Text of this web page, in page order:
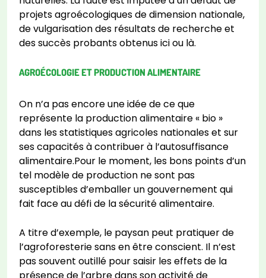
projets agroécologiques de dimension nationale,
de vulgarisation des résultats de recherche et
des succès probants obtenus ici ou là.
AGROÉCOLOGIE ET PRODUCTION ALIMENTAIRE
On n’a pas encore une idée de ce que
représente la production alimentaire « bio »
dans les statistiques agricoles nationales et sur
ses capacités à contribuer à l’autosuffisance
alimentaire.Pour le moment, les bons points d’un
tel modèle de production ne sont pas
susceptibles d’emballer un gouvernement qui
fait face au défi de la sécurité alimentaire.
A titre d’exemple, le paysan peut pratiquer de
l’agroforesterie sans en être conscient. Il n’est
pas souvent outillé pour saisir les effets de la